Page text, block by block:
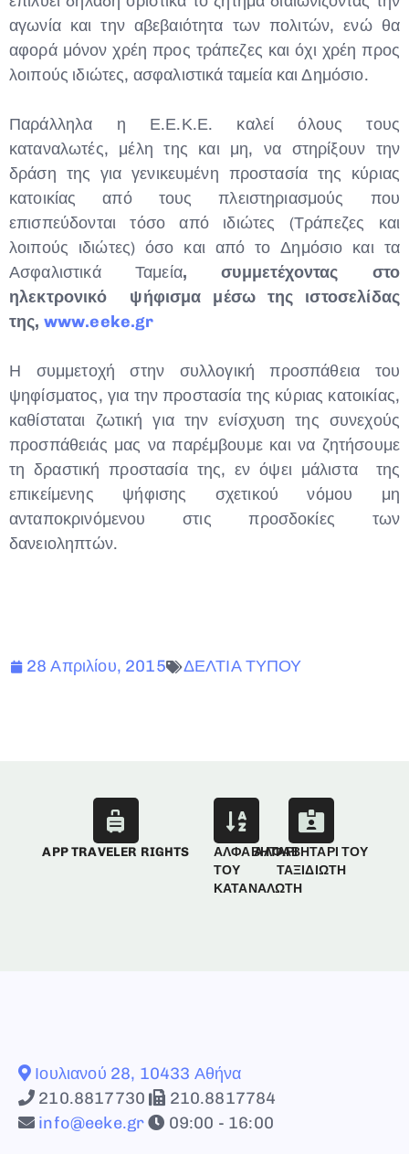
αγωνία και την αβεβαιότητα των πολιτών, ενώ θα
αφορά μόνον χρέη προς τράπεζες και όχι χρέη προς
λοιπούς ιδιώτες, ασφαλιστικά ταμεία και Δημόσιο.
Παράλληλα η Ε.Ε.Κ.Ε. καλεί όλους τους
καταναλωτές, μέλη της και μη, να στηρίξουν την
δράση της για γενικευμένη προστασία της κύριας
κατοικίας από τους πλειστηριασμούς που
επισπεύδονται τόσο από ιδιώτες (Τράπεζες και
λοιπούς ιδιώτες) όσο και από το Δημόσιο και τα
Ασφαλιστικά Ταμεία, συμμετέχοντας στο
ηλεκτρονικό ψήφισμα μέσω της ιστοσελίδας
της, www.eeke.gr
Η συμμετοχή στην συλλογική προσπάθεια του
ψηφίσματος, για την προστασία της κύριας κατοικίας,
καθίσταται ζωτική για την ενίσχυση της συνεχούς
προσπάθειάς μας να παρέμβουμε και να ζητήσουμε
τη δραστική προστασία της, εν όψει μάλιστα της
επικείμενης ψήφισης σχετικού νόμου μη
ανταποκρινόμενου στις προσδοκίες των
δανειοληπτών.
28 Απριλίου, 2015 ΔΕΛΤΙΑ ΤΥΠΟΥ
APP TRAVELER RIGHTS
ΑΛΦΑΒΗΤΑΡΙ
ΤΟΥ
ΚΑΤΑΝΑΛΩΤΗ
ΑΛΦΑΒΗΤΑΡΙ ΤΟΥ
ΤΑΞΙΔΙΩΤΗ
Ιουλιανού 28, 10433 Αθήνα
210.8817730
210.8817784
info@eeke.gr
09:00 - 16:00